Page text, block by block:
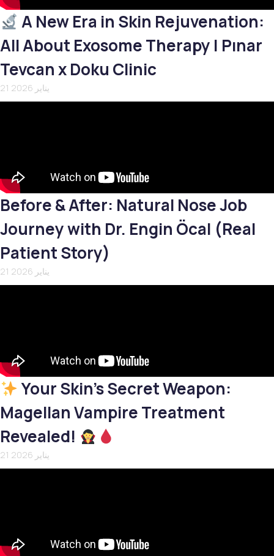
A New Era in Skin Rejuvenation:
All About Exosome Therapy | Pınar
Tevcan x Doku Clinic
21 يناير 2026
Before & After: Natural Nose Job
Journey with Dr. Engin Öcal (Real
Patient Story)
21 يناير 2026
Your Skin’s Secret Weapon:
Magellan Vampire Treatment
Revealed!
21 يناير 2026